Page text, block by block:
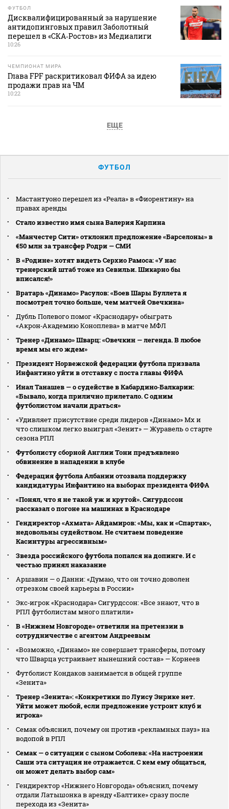
ФУТБОЛ
Дисквалифицированный за нарушение
антидопинговых правил Заболотный
перешел в «СКА‑Ростов» из Медиалиги
10:26
ЧЕМПИОНАТ МИРА
Глава FPF раскритиковал ФИФА за идею
продажи прав на ЧМ
10:22
ЕЩЕ
ФУТБОЛ
Мастантуоно перешел из «Реала» в «Фиорентину» на
правах аренды
Стало известно имя сына Валерия Карпина
«Манчестер Сити» отклонил предложение «Барселоны» в
€50 млн за трансфер Родри — СМИ
В «Родине» хотят видеть Серхио Рамоса: «У нас
тренерский штаб тоже из Севильи. Шикарно бы
вписался!»
Вратарь «Динамо» Расулов: «Боев Шары Буллета я
посмотрел точно больше, чем матчей Овечкина»
Дубль Полевого помог «Краснодару» обыграть
«Акрон‑Академию Коноплева» в матче МФЛ
Тренер «Динамо» Шварц: «Овечкин — легенда. В любое
время мы его ждем»
Президент Норвежской федерации футбола призвала
Инфантино уйти в отставку с поста главы ФИФА
Инал Танашев — о судействе в Кабардино‑Балкарии:
«Бывало, когда прилично прилетало. С одним
футболистом начали драться»
«Удивляет присутствие среди лидеров «Динамо» Мх и
что слишком легко выиграл «Зенит» — Журавель о старте
сезона РПЛ
Футболисту сборной Англии Тони предъявлено
обвинение в нападении в клубе
Федерация футбола Албании отозвала поддержку
кандидатуры Инфантино на выборах президента ФИФА
«Понял, что я не такой уж и крутой». Сигурдссон
рассказал о погоне на машинах в Краснодаре
Гендиректор «Ахмата» Айдамиров: «Мы, как и «Спартак»,
недовольны судейством. Не считаем поведение
Касинтуры агрессивным»
Звезда российского футбола попался на допинге. И с
честью принял наказание
Аршавин — о Данни: «Думаю, что он точно доволен
отрезком своей карьеры в России»
Экс‑игрок «Краснодара» Сигурдссон: «Все знают, что в
РПЛ футболистам много платили»
В «Нижнем Новгороде» ответили на претензии в
сотрудничестве с агентом Андреевым
«Возможно, «Динамо» не совершает трансферы, потому
что Шварца устраивает нынешний состав» — Корнеев
Футболист Кондаков занимается в общей группе
«Зенита»
Тренер «Зенита»: «Конкретики по Луису Энрике нет.
Уйти может любой, если предложение устроит клуб и
игрока»
Семак объяснил, почему он против «рекламных пауз» на
водопой в РПЛ
Семак — о ситуации с сыном Соболева: «На настроении
Саши эта ситуация не отражается. С кем ему общаться,
он может делать выбор сам»
Гендиректор «Нижнего Новгорода» объяснил, почему
отдали Латышонка в аренду «Балтике» сразу после
перехода из «Зенита»